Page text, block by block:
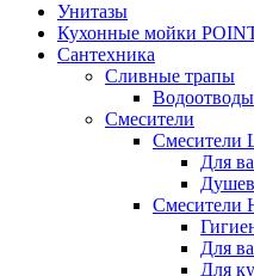
Унитазы
Кухонные мойки
Сантехника
Сливные трапы
Водоотводы
Смесители
Смесители
Для
Смесители
Для
Для